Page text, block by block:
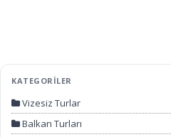
KATEGORİLER
Vizesiz Turlar
Balkan Turları